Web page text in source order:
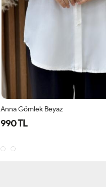
4008 Ada Gömlek Ekru
1,500 TL